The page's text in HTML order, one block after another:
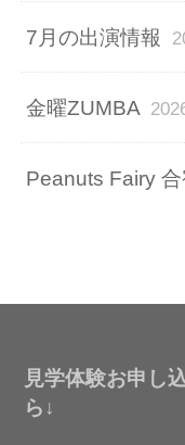
7月の出演情報
金曜ZUMBA
Peanuts Fairy 合
見学体験お申し
ら↓